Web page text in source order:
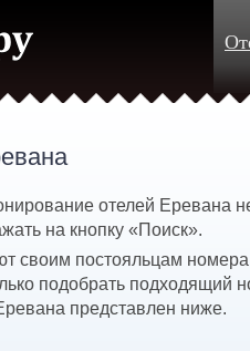
отелей Еревана
на кнопку «Поиск».
своим постояльцам
подобрать подходящий
представлен ниже.